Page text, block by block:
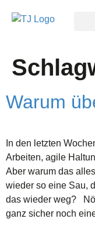
Warum
In den letzten
Arbeiten, agile
Aber warum das
wieder so eine Sau,
das wieder weg?
ganz sicher noch